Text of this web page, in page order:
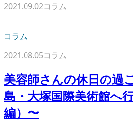
2021.09.02コラム
コラム
2021.08.05コラム
美容師さんの休日の過
島・大塚国際美術館へ
編）〜